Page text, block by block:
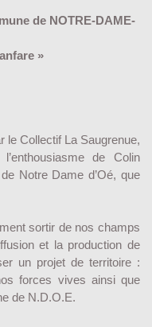
de NOTRE-DAME-
»
le Collectif La Saugrenue,
de Colin
Notre Dame d’Oé, que
sortir de nos champs
et la production de
un projet de territoire :
forces vives ainsi que
de N.D.O.E.